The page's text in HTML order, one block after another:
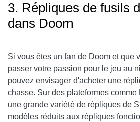
3. Répliques de fusils
dans Doom
Si vous êtes un fan de Doom et que
passer votre passion pour le jeu au
pouvez envisager d'acheter une
chasse. Sur des plateformes comme
une grande variété de répliques de
modèles réduits aux répliques